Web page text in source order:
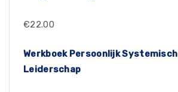
€22.00
Werkboek Persoonlijk Systemisch
Leiderschap